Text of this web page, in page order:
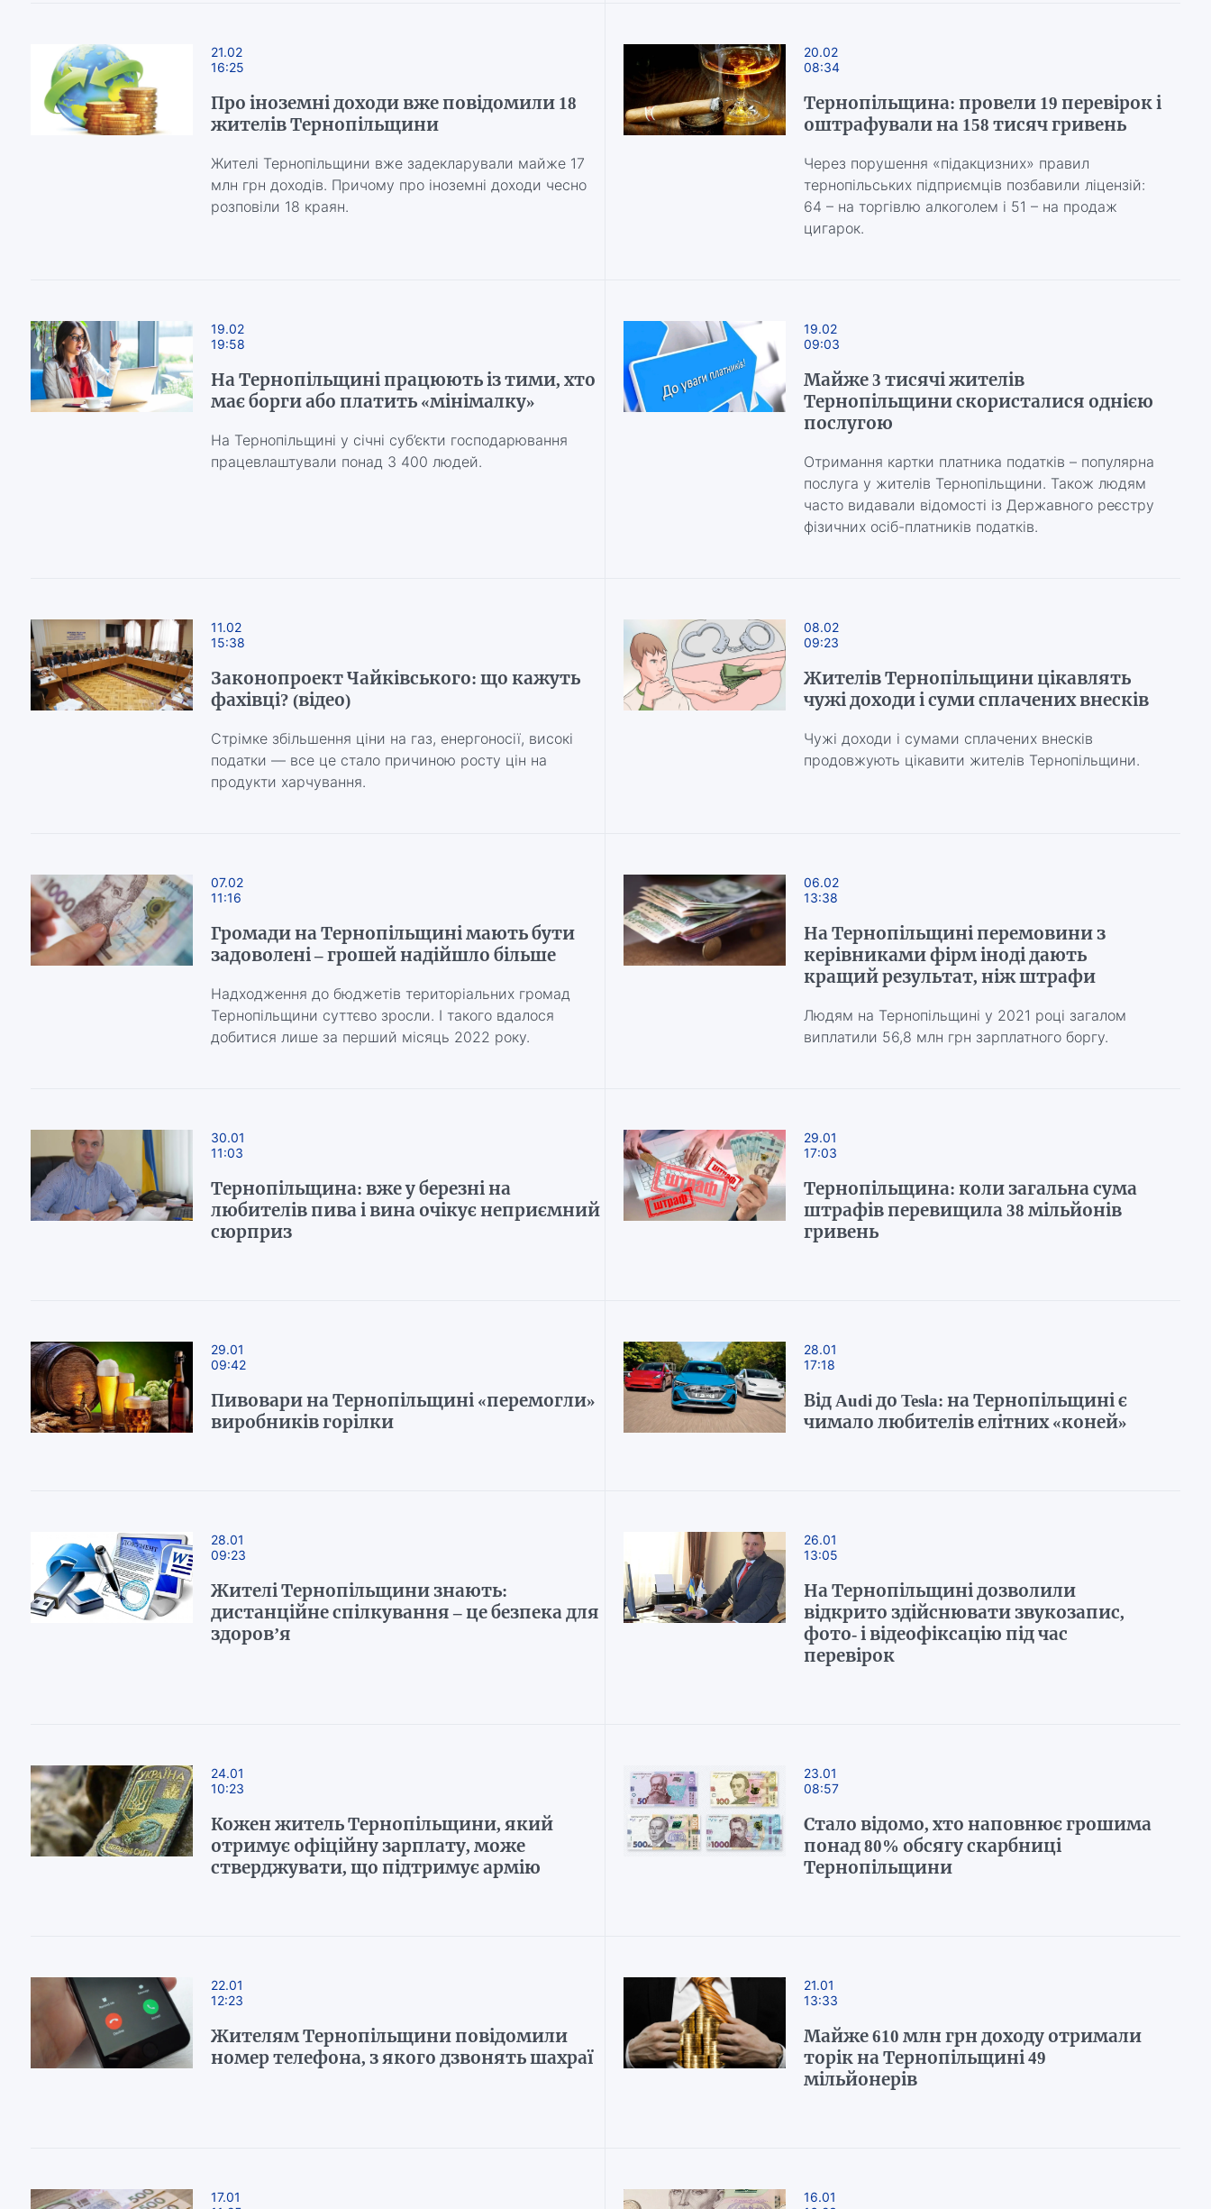
21.02
16:25
Про іноземні доходи вже повідомили 18
жителів Тернопільщини
Жителі Тернопільщини вже задекларували майже 17
млн грн доходів. Причому про іноземні доходи чесно
розповіли 18 краян.
20.02
08:34
Тернопільщина: провели 19 перевірок і
оштрафували на 158 тисяч гривень
Через порушення «підакцизних» правил
тернопільських підприємців позбавили ліцензій:
64 – на торгівлю алкоголем і 51 – на продаж
цигарок.
19.02
19:58
На Тернопільщині працюють із тими, хто
має борги або платить «мінімалку»
На Тернопільщині у січні суб’єкти господарювання
працевлаштували понад 3 400 людей.
19.02
09:03
Майже 3 тисячі жителів
Тернопільщини скористалися однією
послугою
Отримання картки платника податків – популярна
послуга у жителів Тернопільщини. Також людям
часто видавали відомості із Державного реєстру
фізичних осіб-платників податків.
11.02
15:38
Законопроект Чайківського: що кажуть
фахівці? (відео)
Стрімке збільшення ціни на газ, енергоносії, високі
податки — все це стало причиною росту цін на
продукти харчування.
08.02
09:23
Жителів Тернопільщини цікавлять
чужі доходи і суми сплачених внесків
Чужі доходи і сумами сплачених внесків
продовжують цікавити жителів Тернопільщини.
07.02
11:16
Громади на Тернопільщині мають бути
задоволені – грошей надійшло більше
Надходження до бюджетів територіальних громад
Тернопільщини суттєво зросли. І такого вдалося
добитися лише за перший місяць 2022 року.
06.02
13:38
На Тернопільщині перемовини з
керівниками фірм іноді дають
кращий результат, ніж штрафи
Людям на Тернопільщині у 2021 році загалом
виплатили 56,8 млн грн зарплатного боргу.
30.01
11:03
Тернопільщина: вже у березні на
любителів пива і вина очікує неприємний
сюрприз
29.01
17:03
Тернопільщина: коли загальна сума
штрафів перевищила 38 мільйонів
гривень
29.01
09:42
Пивовари на Тернопільщині «перемогли»
виробників горілки
28.01
17:18
Від Audi до Tesla: на Тернопільщині є
чимало любителів елітних «коней»
28.01
09:23
Жителі Тернопільщини знають:
дистанційне спілкування – це безпека для
здоров’я
26.01
13:05
На Тернопільщині дозволили
відкрито здійснювати звукозапис,
фото- і відеофіксацію під час
перевірок
24.01
10:23
Кожен житель Тернопільщини, який
отримує офіційну зарплату, може
стверджувати, що підтримує армію
23.01
08:57
Стало відомо, хто наповнює грошима
понад 80% обсягу скарбниці
Тернопільщини
22.01
12:23
Жителям Тернопільщини повідомили
номер телефона, з якого дзвонять шахраї
21.01
13:33
Майже 610 млн грн доходу отримали
торік на Тернопільщині 49
мільйонерів
17.01
16.01